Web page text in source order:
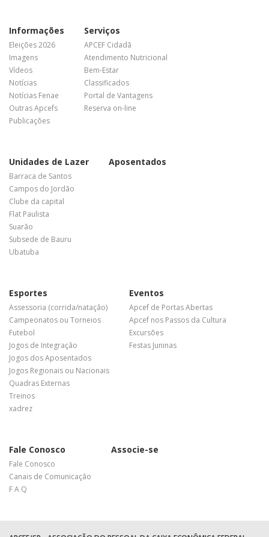
Informações
Eleições 2026
Imagens
Vídeos
Notícias
Notícias Fenae
Outras Apcefs
Publicações
Serviços
APCEF Cidadã
Atendimento Nutricional
Bem-Estar
Classificados
Portal de Vantagens
Reserva on-line
Unidades de Lazer
Barraca de Santos
Campos do Jordão
Clube da capital
Flat Paulista
Suarão
Subsede de Bauru
Ubatuba
Aposentados
Esportes
Assessoria (corrida/natação)
Campeonatos ou Torneios
Futebol
Jogos de Integração
Jogos dos Aposentados
Jogos Regionais ou Nacionais
Quadras Externas
Treinos
xadrez
Eventos
Apcef de Portas Abertas
Apcef nos Passos da Cultura
Excursões
Festas Juninas
Fale Conosco
Fale Conosco
Canais de Comunicação
F A Q
Associe-se